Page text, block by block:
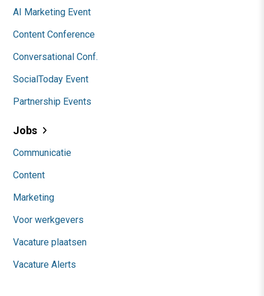
AI Marketing Event
Content Conference
Conversational Conf.
SocialToday Event
Partnership Events
Jobs
Communicatie
Content
Marketing
Voor werkgevers
Vacature plaatsen
Vacature Alerts